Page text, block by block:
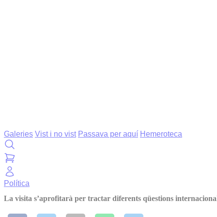
Galeries Vist i no vist Passava per aquí Hemeroteca
Política
La visita s’aprofitarà per tractar diferents qüestions